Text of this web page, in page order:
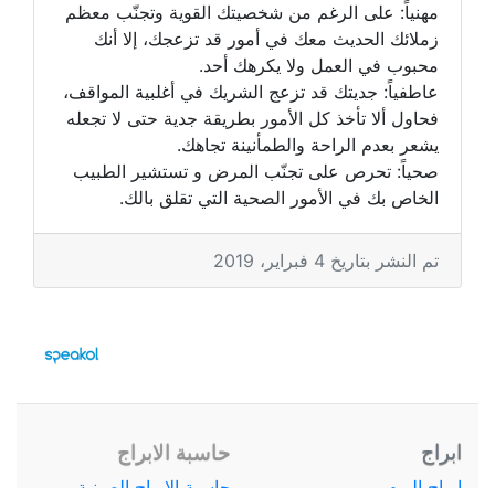
مهنياً: على الرغم من شخصيتك القوية وتجنّب معظم
زملائك الحديث معك في أمور قد تزعجك، إلا أنك
محبوب في العمل ولا يكرهك أحد.
عاطفياً: جديتك قد تزعج الشريك في أغلبية المواقف،
فحاول ألا تأخذ كل الأمور بطريقة جدية حتى لا تجعله
يشعر بعدم الراحة والطمأنينة تجاهك.
صحياً: تحرص على تجنّب المرض و تستشير الطبيب
الخاص بك في الأمور الصحية التي تقلق بالك.
تم النشر بتاريخ 4 فبراير، 2019
ابراج حاسبة الابراج